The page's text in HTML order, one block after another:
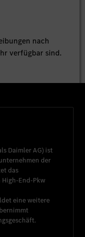
nach
verfügbar sind.
Daimler AG) ist
der
das
End-Pkw
eine weitere